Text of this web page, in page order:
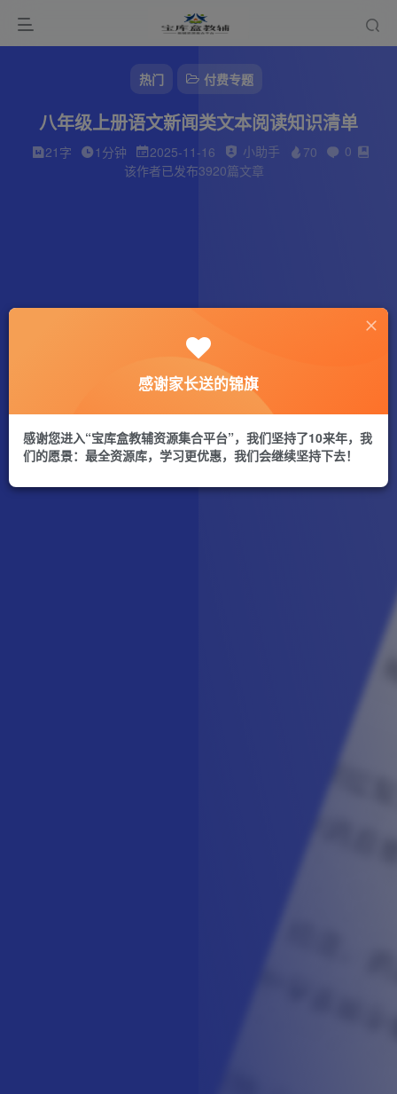
热门 付费专题
八年级上册语文新闻类文本阅读知识清单
21字 1分钟 2025-11-16 小助手 70
0
该作者已发布3920篇文章
感谢家长送的锦旗
感谢您进入“宝库盒教辅资源集合平台”，我们坚持了10来年，我
们的愿景：最全资源库，学习更优惠，我们会继续坚持下去！